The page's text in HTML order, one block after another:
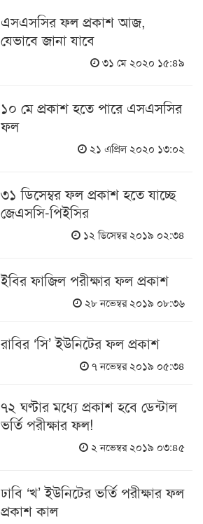
এসএসসির ফল প্রকাশ আজ,
যেভাবে জানা যাবে
৩১ মে ২০২০ ১৫:৪৯
১০ মে প্রকাশ হতে পারে এসএসসির
ফল
২১ এপ্রিল ২০২০ ১৩:০২
৩১ ডিসেম্বর ফল প্রকাশ হতে যাচ্ছে
জেএসসি-পিইসির
১২ ডিসেম্বর ২০১৯ ০২:৩৪
ইবির ফাজিল পরীক্ষার ফল প্রকাশ
২৮ নভেম্বর ২০১৯ ০৮:৩৬
রাবির ‘সি’ ইউনিটের ফল প্রকাশ
৭ নভেম্বর ২০১৯ ০৫:৩৪
৭২ ঘণ্টার মধ্যে প্রকাশ হবে ডেন্টাল
ভর্তি পরীক্ষার ফল!
২ নভেম্বর ২০১৯ ০৩:৪৫
ঢাবি ‘খ’ ইউনিটের ভর্তি পরীক্ষার ফল
প্রকাশ কাল